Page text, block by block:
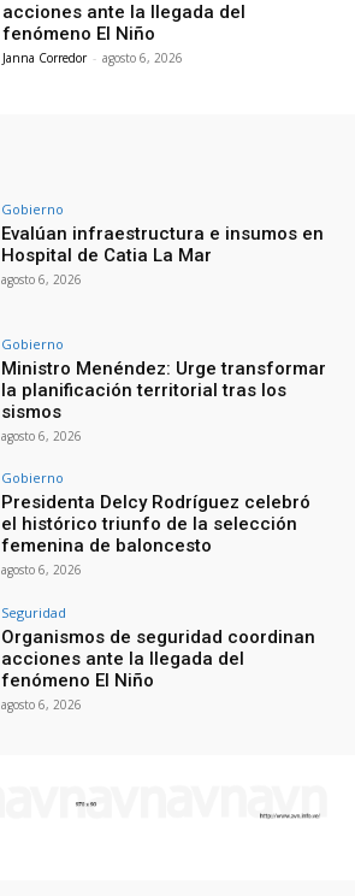
acciones ante la llegada del
fenómeno El Niño
Janna Corredor - agosto 6, 2026
Gobierno
Evalúan infraestructura e insumos en
Hospital de Catia La Mar
agosto 6, 2026
Gobierno
Ministro Menéndez: Urge transformar
la planificación territorial tras los
sismos
agosto 6, 2026
Gobierno
Presidenta Delcy Rodríguez celebró
el histórico triunfo de la selección
femenina de baloncesto
agosto 6, 2026
Seguridad
Organismos de seguridad coordinan
acciones ante la llegada del
fenómeno El Niño
agosto 6, 2026